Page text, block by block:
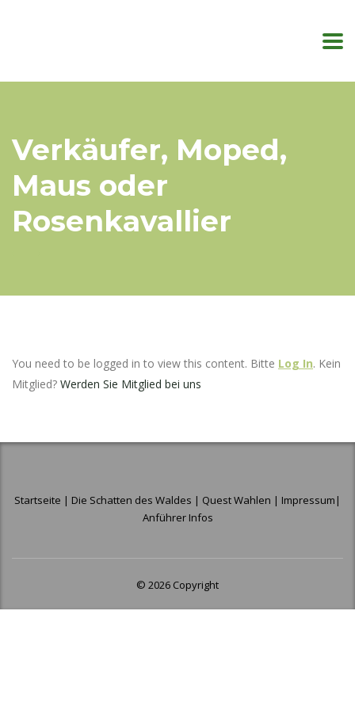
Verkäufer, Moped,
Maus oder
Rosenkavallier
You need to be logged in to view this content. Bitte Log In. Kein
Mitglied? Werden Sie Mitglied bei uns
Startseite | Die Schatten des Waldes | Quest Wahlen | Impressum |
Anführer Infos
© 2026 Copyright